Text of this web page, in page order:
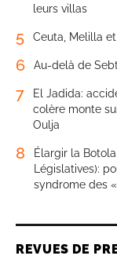
leurs villas
5 Ceuta, Melilla
6 Au-delà de
7
El Jadida:
colère monte
Oulja
8
Élargir la
Législatives):
syndrome des
REVUES DE